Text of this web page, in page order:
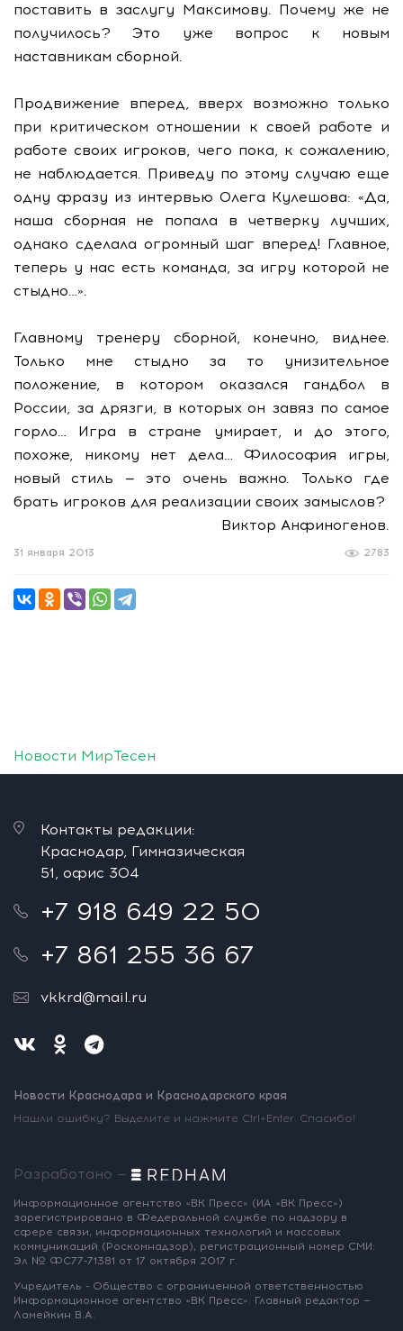
поставить в заслугу Максимову. Почему же не
получилось? Это уже вопрос к новым
наставникам сборной.
Продвижение вперед, вверх возможно только
при критическом отношении к своей работе и
работе своих игроков, чего пока, к сожалению,
не наблюдается. Приведу по этому случаю еще
одну фразу из интервью Олега Кулешова: «Да,
наша сборная не попала в четверку лучших,
однако сделала огромный шаг вперед! Главное,
теперь у нас есть команда, за игру которой не
стыдно…».
Главному тренеру сборной, конечно, виднее.
Только мне стыдно за то унизительное
положение, в котором оказался гандбол в
России, за дрязги, в которых он завяз по самое
горло… Игра в стране умирает, и до этого,
похоже, никому нет дела… Философия игры,
новый стиль — это очень важно. Только где
брать игроков для реализации своих замыслов?
Виктор Анфиногенов.
2783
31 января 2013
Новости МирТесен
Контакты редакции:
Краснодар, Гимназическая
51, офис 304
+7 918 649 22 50
+7 861 255 36 67
vkkrd@mail.ru
Новости Краснодара и Краснодарского края
Нашли ошибку? Выделите и нажмите Ctrl+Enter. Спасибо!
Разработано —
Информационное агентство «ВК Пресс» (ИА «ВК Пресс»)
зарегистрировано в Федеральной службе по надзору в
сфере связи, информационных технологий и массовых
коммуникаций (Роскомнадзор), регистрационный номер СМИ:
Эл № ФС77-71381 от 17 октября 2017 г.
Учредитель - Общество с ограниченной ответственностью
Информационное агентство «ВК Пресс». Главный редактор —
Ламейкин В.А.